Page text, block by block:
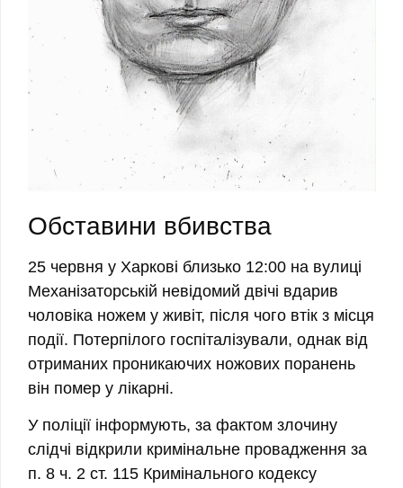
Обставини вбивства
25 червня у Харкові близько 12:00 на вулиці
Механізаторській невідомий двічі вдарив
чоловіка ножем у живіт, після чого втік з місця
події. Потерпілого госпіталізували, однак від
отриманих проникаючих ножових поранень
він помер у лікарні.
У поліції інформують, за фактом злочину
слідчі відкрили кримінальне провадження за
п. 8 ч. 2 ст. 115 Кримінального кодексу